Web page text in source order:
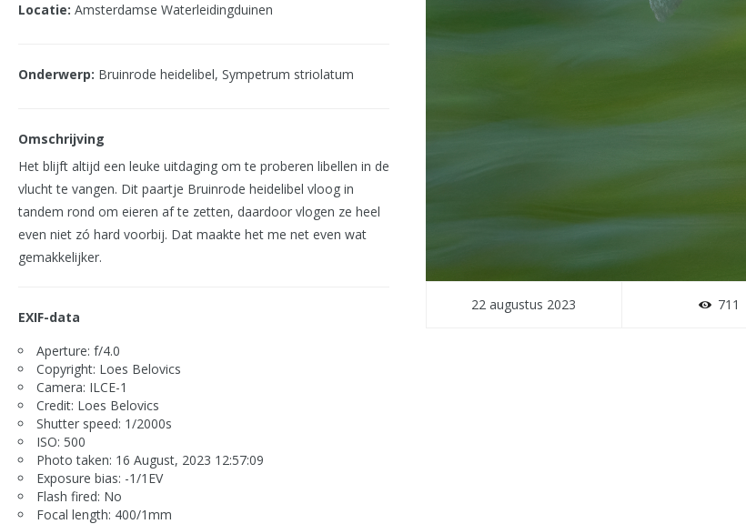
Locatie: Amsterdamse Waterleidingduinen
Onderwerp: Bruinrode heidelibel, Sympetrum striolatum
Omschrijving
Het blijft altijd een leuke uitdaging om te proberen libellen in de
vlucht te vangen. Dit paartje Bruinrode heidelibel vloog in
tandem rond om eieren af te zetten, daardoor vlogen ze heel
even niet zó hard voorbij. Dat maakte het me net even wat
gemakkelijker.
EXIF-data
Aperture: f/4.0
Copyright: Loes Belovics
Camera: ILCE-1
Credit: Loes Belovics
Shutter speed: 1/2000s
ISO: 500
Photo taken: 16 August, 2023 12:57:09
Exposure bias: -1/1EV
Flash fired: No
Focal length: 400/1mm
22 augustus 2023 711